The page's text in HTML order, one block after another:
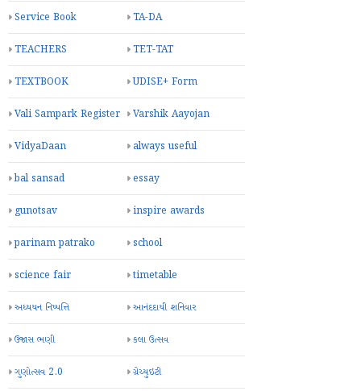
Service Book TA-DA
TEACHERS TET-TAT
TEXTBOOK UDISE+ Form
Vali Sampark Register Varshik Aayojan
VidyaDaan always useful
bal sansad essay
gunotsav inspire awards
parinam patrako school
science fair timetable
અધ્યયન નિષ્પત્તિ આનંદદાયી શનિવાર
ઉજાસ ભણી કલા ઉત્સવ
ગુણોત્સવ 2.0 ગ્રેચ્યુઇટી